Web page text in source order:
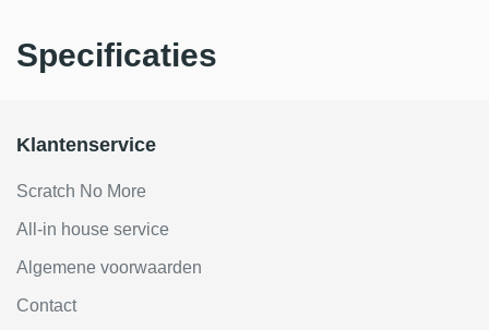
Specificaties
Klantenservice
Scratch No More
All-in house service
Algemene voorwaarden
Contact